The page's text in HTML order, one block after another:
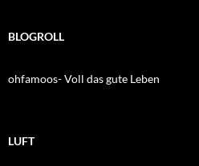
BLOGROLL
ohfamoos- Voll das gute Leben
LUFT